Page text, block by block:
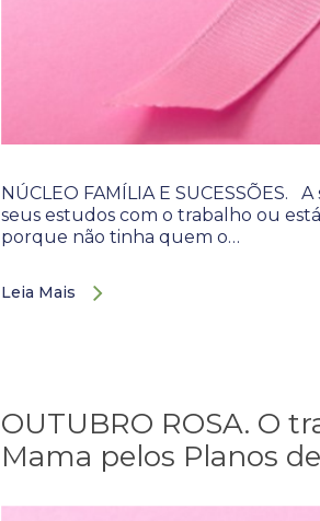
NÚCLEO FAMÍLIA E SUCESSÕES.
seus estudos com o trabalho ou
porque não tinha quem o…
Leia Mais
OUTUBRO ROSA. O
Mama pelos Planos